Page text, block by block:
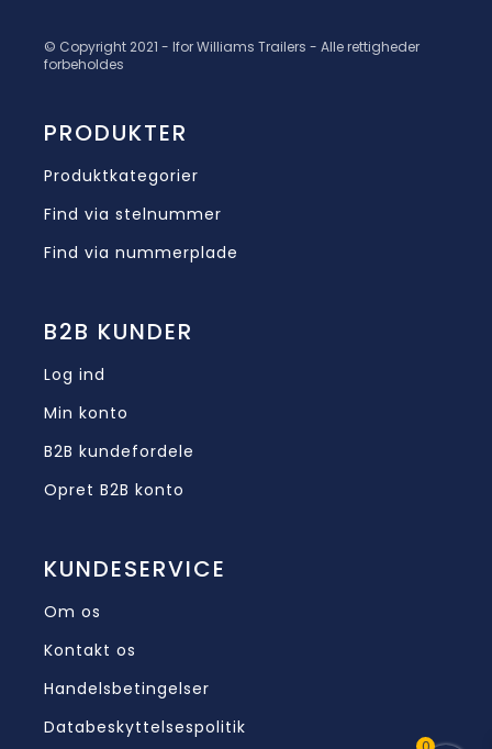
© Copyright 2021 - Ifor Williams Trailers - Alle rettigheder
forbeholdes
PRODUKTER
Produktkategorier
Find via stelnummer
Find via nummerplade
B2B KUNDER
Log ind
Min konto
B2B kundefordele
Opret B2B konto
KUNDESERVICE
Om os
Kontakt os
Handelsbetingelser
Databeskyttelsespolitik